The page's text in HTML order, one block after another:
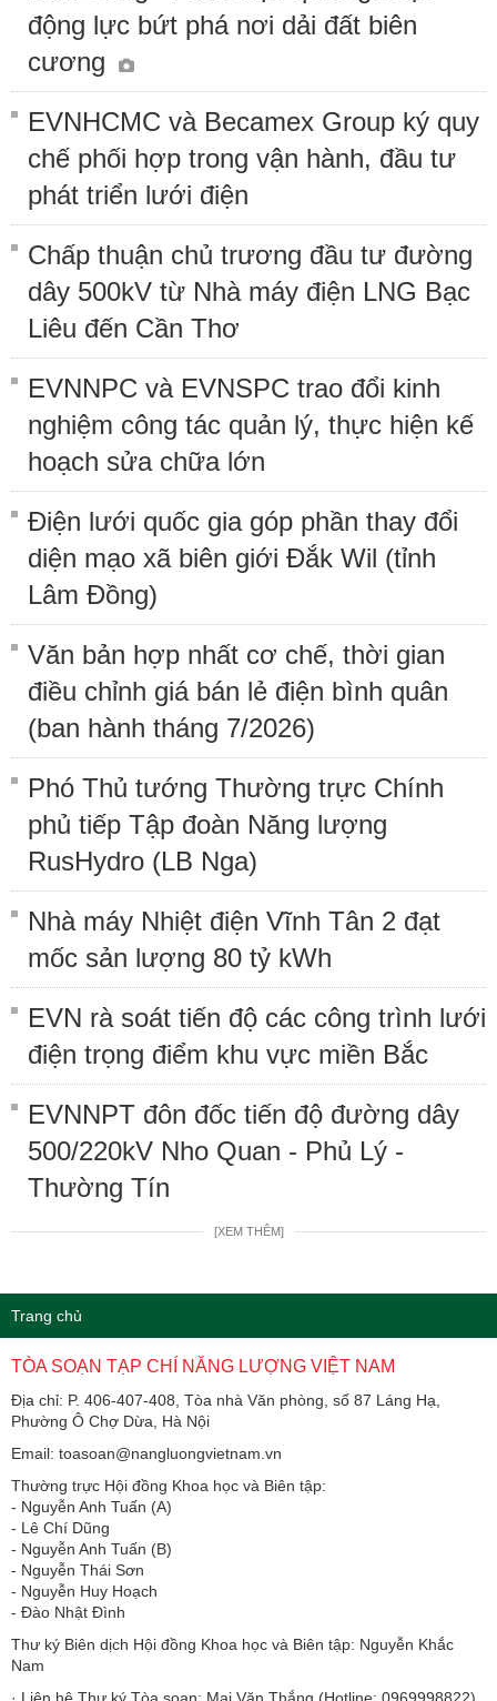
động lực bứt phá nơi dải đất biên
cương
EVNHCMC và Becamex Group ký quy
chế phối hợp trong vận hành, đầu tư
phát triển lưới điện
Chấp thuận chủ trương đầu tư đường
dây 500kV từ Nhà máy điện LNG Bạc
Liêu đến Cần Thơ
EVNNPC và EVNSPC trao đổi kinh
nghiệm công tác quản lý, thực hiện kế
hoạch sửa chữa lớn
Điện lưới quốc gia góp phần thay đổi
diện mạo xã biên giới Đắk Wil (tỉnh
Lâm Đồng)
Văn bản hợp nhất cơ chế, thời gian
điều chỉnh giá bán lẻ điện bình quân
(ban hành tháng 7/2026)
Phó Thủ tướng Thường trực Chính
phủ tiếp Tập đoàn Năng lượng
RusHydro (LB Nga)
Nhà máy Nhiệt điện Vĩnh Tân 2 đạt
mốc sản lượng 80 tỷ kWh
EVN rà soát tiến độ các công trình lưới
điện trọng điểm khu vực miền Bắc
EVNNPT đôn đốc tiến độ đường dây
500/220kV Nho Quan - Phủ Lý -
Thường Tín
[XEM THÊM]
Trang chủ
TÒA SOẠN TẠP CHÍ NĂNG LƯỢNG VIỆT NAM
Địa chỉ: P. 406-407-408, Tòa nhà Văn phòng, số 87 Láng Hạ,
Phường Ô Chợ Dừa, Hà Nội
Email: toasoan@nangluongvietnam.vn
Thường trực Hội đồng Khoa học và Biên tập:
​​​​​​- Nguyễn Anh Tuấn (A)
- Lê Chí Dũng
- Nguyễn Anh Tuấn (B)
- Nguyễn Thái Sơn
- Nguyễn Huy Hoạch
- Đào Nhật Đình
Thư ký Biên dịch Hội đồng Khoa học và Biên tập: Nguyễn Khắc
Nam
· Liên hệ Thư ký Tòa soạn: Mai Văn Thắng (Hotline: 0969998822)